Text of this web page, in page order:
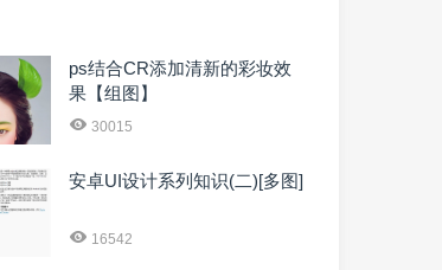
ps结合CR添加清新的彩妆效
果【组图】
30015
安卓UI设计系列知识(二)[多图]
16542